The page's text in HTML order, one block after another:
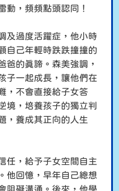
動，頻頻點頭認同！
及過度活躍症 ， 他小時
自己年輕時跌跌撞撞的
爸的真諦。森美強調，
子一起成長，讓他們在
， 不會直接給子女答
境，培養孩子的獨立判
，養成其正向的人生
任，給予子女空間自主
他回憶，早年自己總想
阻礙溝通。後來，他學